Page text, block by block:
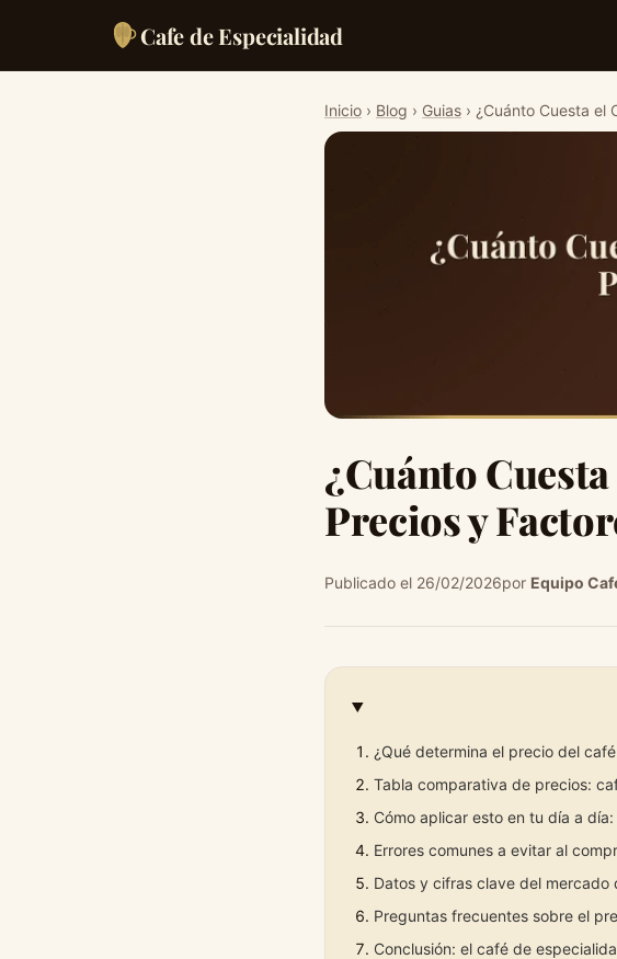
Cafe de Especialidad
Inicio › Blog › Guias › ¿Cuánto Cuesta el
¿Cuánto
Precios y
Publicado el 26/02/2026por Equipo
¿Qué determina el precio del
Tabla comparativa de precios:
Cómo aplicar esto en tu día a
Errores comunes a evitar al
Datos y cifras clave del
Preguntas frecuentes sobre el
Conclusión: el café de